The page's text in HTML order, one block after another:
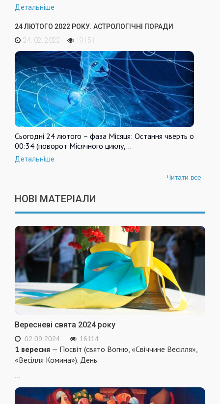
Детальніше
24 ЛЮТОГО 2022 РОКУ. АСТРОЛОГІЧНІ ПОРАДИ
24. 02. 2022
19151
Сьогодні 24 лютого – фаза Місяця: Остання чверть о
00:34 (поворот Місячного циклу,…
Детальніше
Читати все
НОВІ МАТЕРІАЛИ
Вересневі свята 2024 року
02.09.2024 16114
1 вересня — Посвіт (свято Вогню, «Свіччине Весілля»,
«Весілля Комина»). День